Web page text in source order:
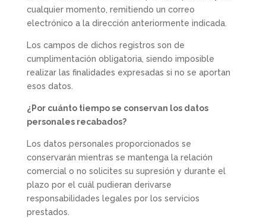
cualquier momento, remitiendo un correo
electrónico a la dirección anteriormente indicada.
Los campos de dichos registros son de
cumplimentación obligatoria, siendo imposible
realizar las finalidades expresadas si no se aportan
esos datos.
¿Por cuánto tiempo se conservan los datos
personales recabados?
Los datos personales proporcionados se
conservarán mientras se mantenga la relación
comercial o no solicites su supresión y durante el
plazo por el cuál pudieran derivarse
responsabilidades legales por los servicios
prestados.